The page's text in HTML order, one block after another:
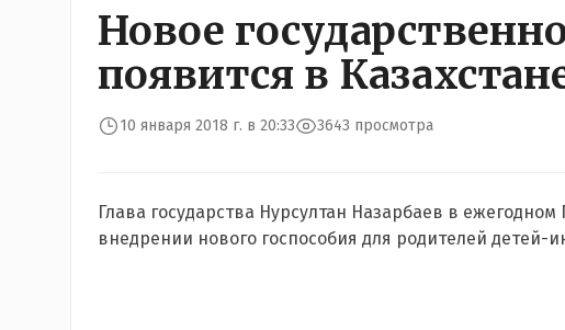
Новое
появится в
10 января 2018 г. в 20:33 3643 просмотра
Глава государства Нурсултан Назарбаев в
внедрении нового госпособия для родителей детей-